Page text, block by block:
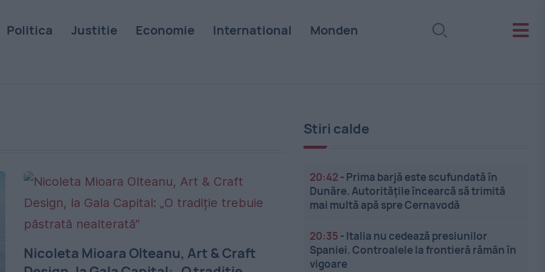
Politica Justitie Economie International Monden
Nicoleta Mioara Olteanu, Art & Craft
Stiri calde
20:42 - Prima barjă este scufundată în
Dunăre. Autoritățile încearcă să trimită
mai multă apă spre Cernavodă
20:35 - Italia nu cedează presiunilor
Spaniei. Controalele la frontieră rămân în
vigoare